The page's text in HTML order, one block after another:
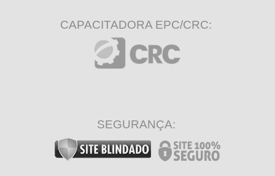
CAPACITADORA EPC/CRC:
SEGURANÇA: